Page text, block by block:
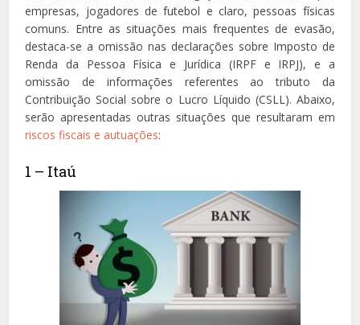
empresas, jogadores de futebol e claro, pessoas físicas
comuns. Entre as situações mais frequentes de evasão,
destaca-se a omissão nas declarações sobre Imposto de
Renda da Pessoa Física e Jurídica (IRPF e IRPJ), e a
omissão de informações referentes ao tributo da
Contribuição Social sobre o Lucro Líquido (CSLL). Abaixo,
serão apresentadas outras situações que resultaram em
riscos fiscais e autuações:
1 – Itaú